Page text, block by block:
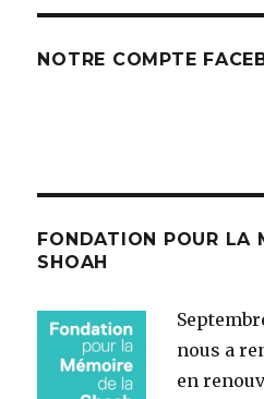
NOTRE COMPTE
FONDATION POUR LA
SHOAH
nous a
en